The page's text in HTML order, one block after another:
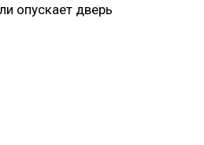
опускает дверь